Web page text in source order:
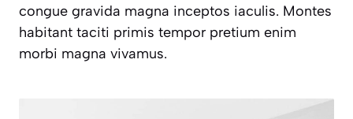
congue gravida magna inceptos iaculis. Montes
habitant taciti primis tempor pretium enim
morbi magna vivamus.